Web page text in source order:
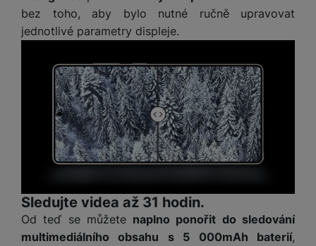
r
n
í
k
l
á
s
a
e
l
y
b
n
k
y
s
r
y
c
o
n
bí
n
ví
p
r
o
a
u
t
k
a
m
e
bez toho, aby bylo nutné ručně upravovat
jednotlivé parametry displeje.
Sledujte videa až 31 hodin.
Od teď se můžete naplno ponořit do sledování
multimediálního obsahu s 5 000mAh baterií,